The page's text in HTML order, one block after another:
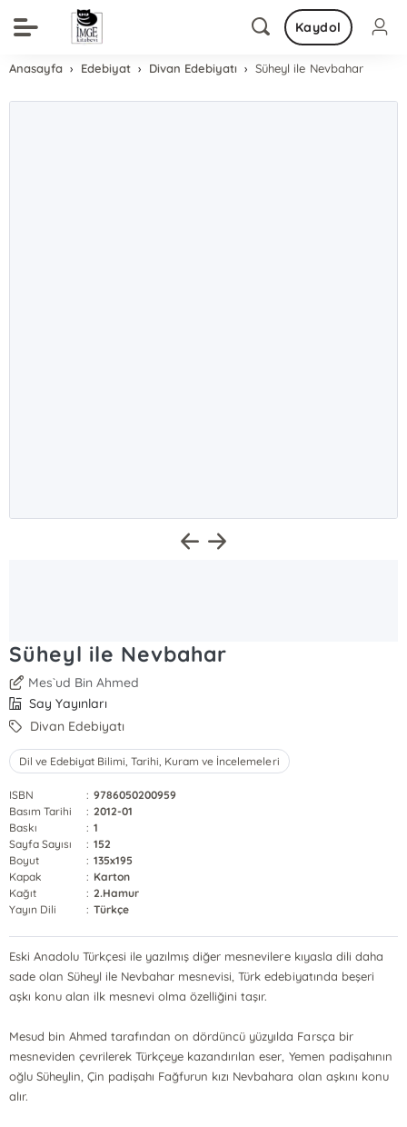
Kaydol
Anasayfa Edebiyat Divan Edebiyatı Süheyl ile Nevbahar
Süheyl ile Nevbahar
Mes`ud Bin Ahmed
Say Yayınları
Divan Edebiyatı
Dil ve Edebiyat Bilimi, Tarihi, Kuram ve İncelemeleri
ISBN : 9786050200959
Basım Tarihi
: 2012-01
Baskı
: 1
Sayfa Sayısı
: 152
Boyut
: 135x195
Kapak
: Karton
Kağıt
: 2.Hamur
Yayın Dili
: Türkçe
Eski Anadolu Türkçesi ile yazılmış diğer mesnevilere kıyasla dili daha
sade olan Süheyl ile Nevbahar mesnevisi, Türk edebiyatında beşeri
aşkı konu alan ilk mesnevi olma özelliğini taşır.
Mesud bin Ahmed tarafından on dördüncü yüzyılda Farsça bir
mesneviden çevrilerek Türkçeye kazandırılan eser, Yemen padişahının
oğlu Süheylin, Çin padişahı Fağfurun kızı Nevbahara olan aşkını konu
alır.